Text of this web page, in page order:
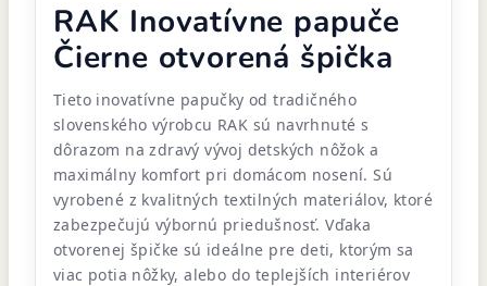
RAK Inovatívne papuče
Čierne otvorená špička
Tieto inovatívne papučky od tradičného
slovenského výrobcu RAK sú navrhnuté s
dôrazom na zdravý vývoj detských nôžok a
maximálny komfort pri domácom nosení. Sú
vyrobené z kvalitných textilných materiálov, ktoré
zabezpečujú výbornú priedušnosť. Vďaka
otvorenej špičke sú ideálne pre deti, ktorým sa
viac potia nôžky, alebo do teplejších interiérov